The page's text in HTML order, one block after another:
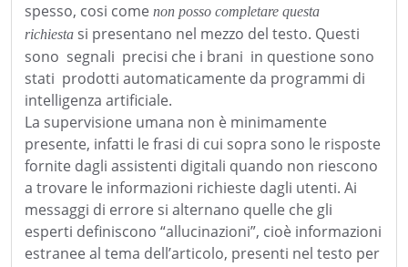
spesso, cosi come non posso completare questa
richiesta si presentano nel mezzo del testo. Questi
sono segnali precisi che i brani in questione sono
stati prodotti automaticamente da programmi di
intelligenza artificiale.
La supervisione umana non è minimamente
presente, infatti le frasi di cui sopra sono le risposte
fornite dagli assistenti digitali quando non riescono
a trovare le informazioni richieste dagli utenti. Ai
messaggi di errore si alternano quelle che gli
esperti definiscono “allucinazioni”, cioè informazioni
estranee al tema dell’articolo, presenti nel testo per